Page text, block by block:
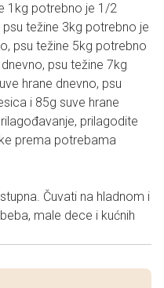
1kg potrebno je 1/2
težine 3kg potrebno je
psu težine 5kg potrebno
psu težine 7kg
hrane dnevno, psu
i 85g suve hrane
prilagodite
prema potrebama
Čuvati na hladnom i
male dece i kućnih